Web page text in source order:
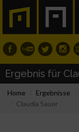
Ergebnis für
Home Ergebnisse
Claudia Sauer